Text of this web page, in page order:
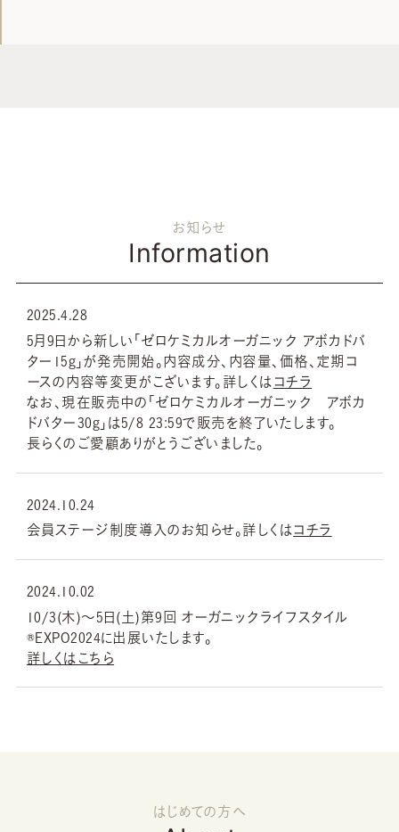
お知らせ
Information
2025.4.28
5月9日から新しい「ゼロケミカルオーガニック アボカドバ
ター15g」が発売開始。内容成分、内容量、価格、定期コ
ースの内容等変更がこざいます。詳しくはコチラ
なお、現在販売中の「ゼロケミカルオーガニック アボカ
ドバター30g」は5/8 23:59で販売を終了いたします。
長らくのご愛顧ありがとうございました。
2024.10.24
会員ステージ制度導入のお知らせ。詳しくはコチラ
2024.10.02
10/3(木)〜5日(土)第9回 オーガニックライフスタイル
®︎EXPO2024に出展いたします。
詳しくはこちら
はじめての方へ